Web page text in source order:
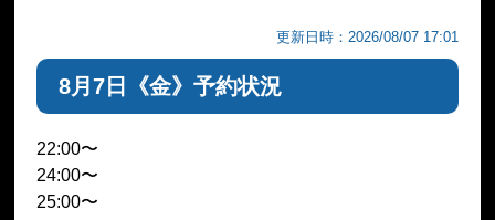
更新日時：2026/08/07 17:01
8月7日《金》予約状況
22:00〜
24:00〜
25:00〜